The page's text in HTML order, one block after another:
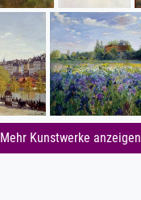
Mehr Kunstwerke anzeigen